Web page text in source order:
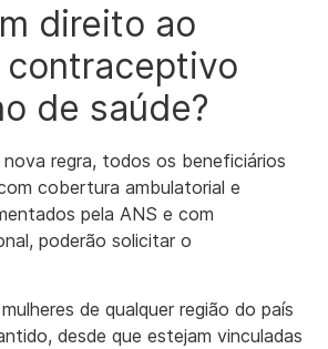
direito ao
contraceptivo
de saúde?
regra, todos os beneficiários
cobertura ambulatorial e
pela ANS e com
poderão solicitar o
de qualquer região do país
desde que estejam vinculadas